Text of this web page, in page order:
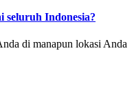
seluruh Indonesia?
di manapun lokasi Anda